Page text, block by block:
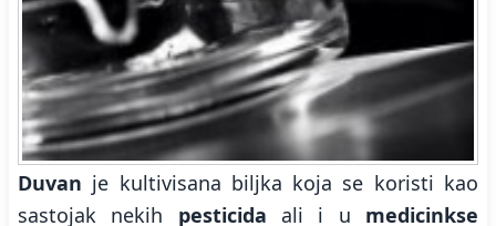
Duvan je kultivisana biljka koja se koristi kao
sastojak nekih pesticida ali i u medicinkse